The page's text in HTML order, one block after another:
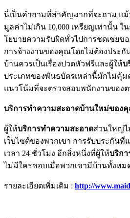
นี่เป็นคำถามที่สำคัญมากที่จะถาม แ
มูลค่าไม่เกิน 10,000 เหรียญเท่านั้น
โยบายความรับผิดทั่วไปการชดเชย
การจ้างงานของคุณโดยไม่ต้องประกั
บ้านควรเป็นเรื่องปวดหัวฟรีและผู้ให้บ
ประเภทของพันธบัตรเหล่านี้มักไม่คุ้
แนวโน้มที่จะตรวจสอบพนักงานของ
บริการทำความสะอาดบ้านใหม่ของ
ผู้ให้บริการทำความสะอาดส่วนใหญ่ไ
เว็บไซต์ของพวกเขา การรับประกัน
เวลา 24 ชั่วโมง อีกสิ่งหนึ่งที่ผู้ให้บริก
ไม่มีใครชอบเมื่อพวกเขามีบ้านทั้งห
รายละเอียดเพิ่มเติม : http://